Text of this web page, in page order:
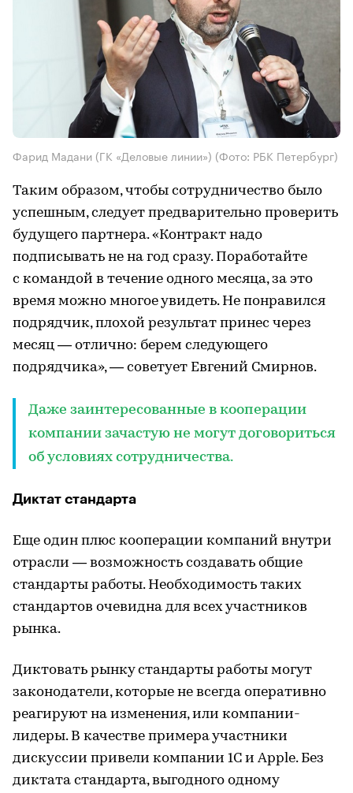
Фарид Мадани (ГК «Деловые линии») (Фото: РБК Петербург)
Таким образом, чтобы сотрудничество было
успешным, следует предварительно проверить
будущего партнера. «Контракт надо
подписывать не на год сразу. Поработайте
с командой в течение одного месяца, за это
время можно многое увидеть. Не понравился
подрядчик, плохой результат принес через
месяц — отлично: берем следующего
подрядчика», — советует Евгений Смирнов.
Даже заинтересованные в кооперации
компании зачастую не могут договориться
об условиях сотрудничества.
Диктат стандарта
Еще один плюс кооперации компаний внутри
отрасли — возможность создавать общие
стандарты работы. Необходимость таких
стандартов очевидна для всех участников
рынка.
Диктовать рынку стандарты работы могут
законодатели, которые не всегда оперативно
реагируют на изменения, или компании-
лидеры. В качестве примера участники
дискуссии привели компании 1С и Apple. Без
диктата стандарта, выгодного одному